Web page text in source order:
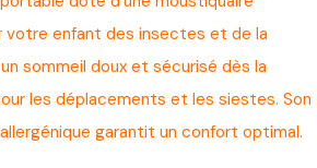
enfant des insectes et de la
sommeil doux et sécurisé dès la
les déplacements et les siestes. Son
garantit un confort optimal.